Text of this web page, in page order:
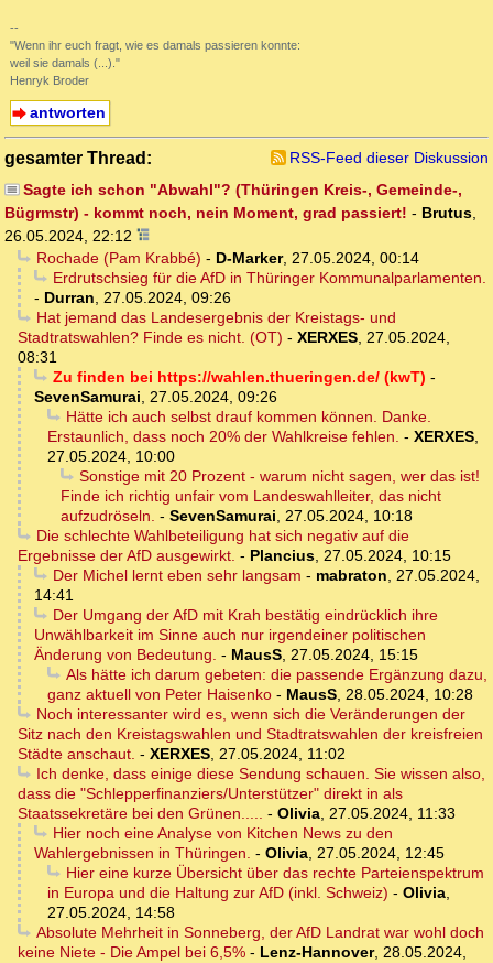
--
"Wenn ihr euch fragt, wie es damals passieren konnte:
weil sie damals (...)."
Henryk Broder
antworten
gesamter Thread:
RSS-Feed dieser Diskussion
Sagte ich schon "Abwahl"? (Thüringen Kreis-, Gemeinde-,
Bügrmstr) - kommt noch, nein Moment, grad passiert! - Brutus,
26.05.2024, 22:12
Rochade (Pam Krabbé) - D-Marker, 27.05.2024, 00:14
Erdrutschsieg für die AfD in Thüringer Kommunalparlamenten.
- Durran, 27.05.2024, 09:26
Hat jemand das Landesergebnis der Kreistags- und
Stadtratswahlen? Finde es nicht. (OT) - XERXES, 27.05.2024,
08:31
Zu finden bei https://wahlen.thueringen.de/ (kwT) -
SevenSamurai, 27.05.2024, 09:26
Hätte ich auch selbst drauf kommen können. Danke.
Erstaunlich, dass noch 20% der Wahlkreise fehlen. - XERXES,
27.05.2024, 10:00
Sonstige mit 20 Prozent - warum nicht sagen, wer das ist!
Finde ich richtig unfair vom Landeswahlleiter, das nicht
aufzudröseln. - SevenSamurai, 27.05.2024, 10:18
Die schlechte Wahlbeteiligung hat sich negativ auf die
Ergebnisse der AfD ausgewirkt. - Plancius, 27.05.2024, 10:15
Der Michel lernt eben sehr langsam - mabraton, 27.05.2024,
14:41
Der Umgang der AfD mit Krah bestätig eindrücklich ihre
Unwählbarkeit im Sinne auch nur irgendeiner politischen
Änderung von Bedeutung. - MausS, 27.05.2024, 15:15
Als hätte ich darum gebeten: die passende Ergänzung dazu,
ganz aktuell von Peter Haisenko - MausS, 28.05.2024, 10:28
Noch interessanter wird es, wenn sich die Veränderungen der
Sitz nach den Kreistagswahlen und Stadtratswahlen der kreisfreien
Städte anschaut. - XERXES, 27.05.2024, 11:02
Ich denke, dass einige diese Sendung schauen. Sie wissen also,
dass die "Schlepperfinanziers/Unterstützer" direkt in als
Staatssekretäre bei den Grünen..... - Olivia, 27.05.2024, 11:33
Hier noch eine Analyse von Kitchen News zu den
Wahlergebnissen in Thüringen. - Olivia, 27.05.2024, 12:45
Hier eine kurze Übersicht über das rechte Parteienspektrum
in Europa und die Haltung zur AfD (inkl. Schweiz) - Olivia,
27.05.2024, 14:58
Absolute Mehrheit in Sonneberg, der AfD Landrat war wohl doch
keine Niete - Die Ampel bei 6,5% - Lenz-Hannover, 28.05.2024,